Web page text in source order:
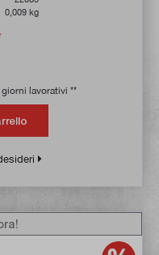
0,009 kg
lavorativi **